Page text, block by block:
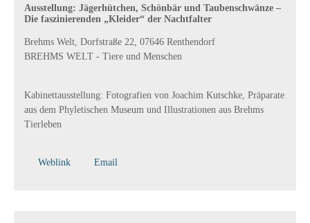
Ausstellung: Jägerhütchen, Schönbär und Taubenschwänze –
Die faszinierenden „Kleider“ der Nachtfalter
Brehms Welt, Dorfstraße 22, 07646 Renthendorf
BREHMS WELT - Tiere und Menschen
Kabinettausstellung: Fotografien von Joachim Kutschke, Präparate
aus dem Phyletischen Museum und Illustrationen aus Brehms
Tierleben
Weblink Email